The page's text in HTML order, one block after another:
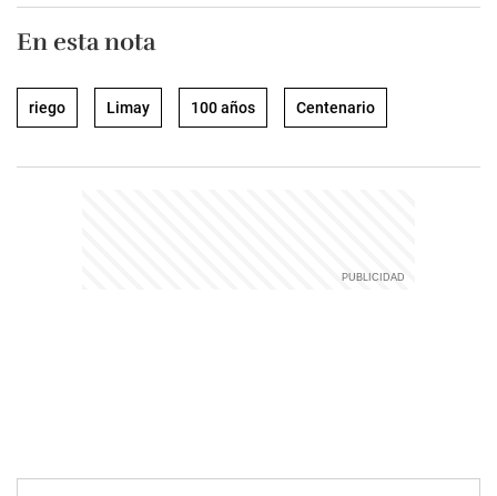
En esta nota
riego Limay 100 años Centenario